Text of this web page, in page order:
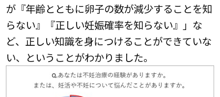
が『年齢とともに卵子の数が減少することを知
らない』『正しい妊娠確率を知らない』」な
ど、正しい知識を身につけることができていな
い、ということがわかりました。